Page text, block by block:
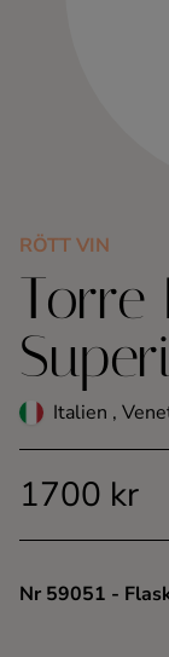
Konjak
Likör
Rom
Tequila
RÖTT VIN
Torre
Italien ,
1700 kr
Nr 59051 -